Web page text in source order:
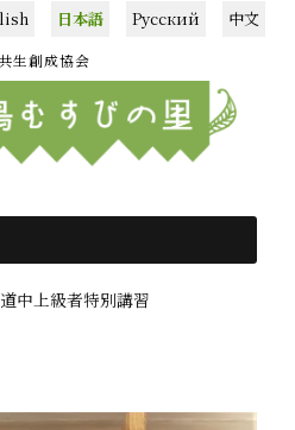
日本語 Русский 中文
生創成協会
中上級者特別講習